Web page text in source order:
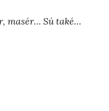
masér… Sú také…